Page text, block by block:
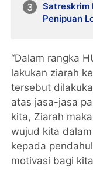
Satreskrim
Penipuan
“Dalam rangka
lakukan ziarah
tersebut
atas jasa-jasa
kita, Ziarah
wujud kita
kepada
motivasi bagi